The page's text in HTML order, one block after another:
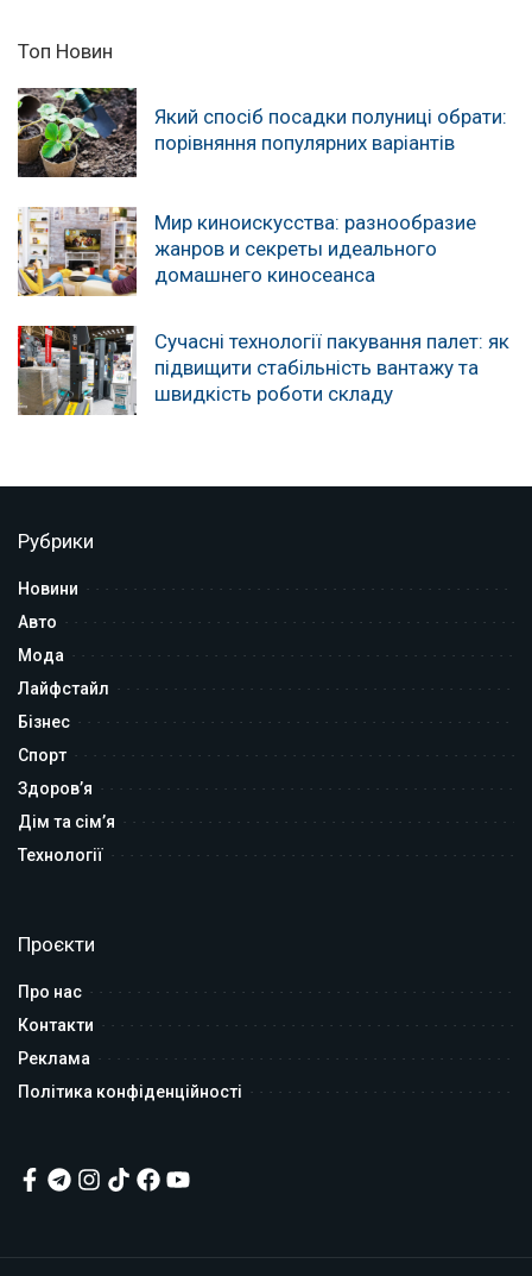
Топ Новин
Який спосіб посадки полуниці обрати:
порівняння популярних варіантів
Мир киноискусства: разнообразие
жанров и секреты идеального
домашнего киносеанса
Сучасні технології пакування палет: як
підвищити стабільність вантажу та
швидкість роботи складу
Рубрики
Новини
Авто
Мода
Лайфстайл
Бізнес
Спорт
Здоров’я
Дім та сім’я
Технології
Проєкти
Про нас
Контакти
Реклама
Політика конфіденційності